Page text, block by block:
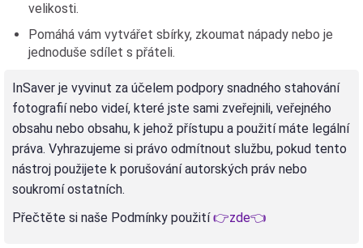
velikosti.
Pomáhá vám vytvářet sbírky, zkoumat nápady nebo je
jednoduše sdílet s přáteli.
InSaver je vyvinut za účelem podpory snadného stahování
fotografií nebo videí, které jste sami zveřejnili, veřejného
obsahu nebo obsahu, k jehož přístupu a použití máte legální
práva. Vyhrazujeme si právo odmítnout službu, pokud tento
nástroj použijete k porušování autorských práv nebo
soukromí ostatních.
Přečtěte si naše Podmínky použití👉zde👈